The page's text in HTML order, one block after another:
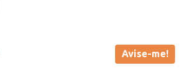
Avise-me!